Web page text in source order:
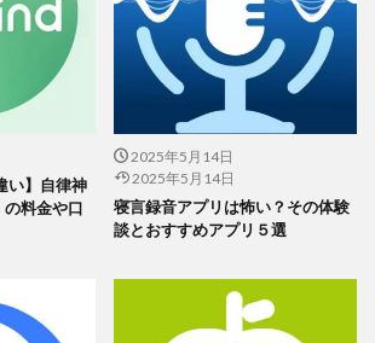
プリの選び方：
心拍数や運動量、睡眠パ
ーンを使って体力をチェックできるアプ
たちを紹介しています。
康管理って大事！：
日の健康をしっかり把握するのに役立つ
モチベーションをキープするのにもい
です。
、運動時のカロリー消費を把握したりす
体的な使い方を提案しています。
い】自律神
料金や口
2025年5月14日
2025年5月14日
寝言録音アプリは怖い？その体験
談とおすすめアプリ５選